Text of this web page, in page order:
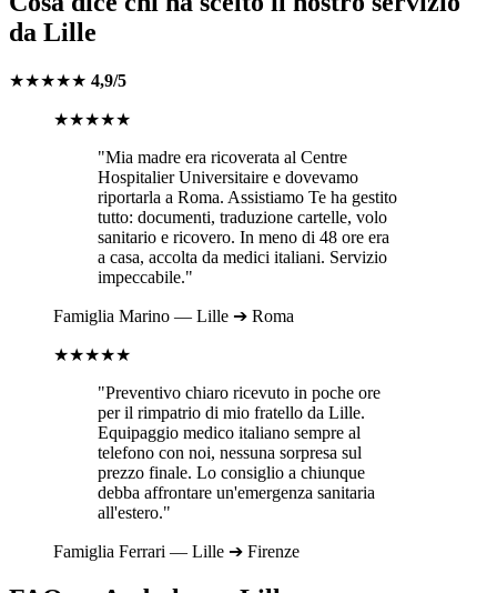
da Lille
★★★★★ 4,9/5
★★★★★
"Mia madre era ricoverata al Centre
Hospitalier Universitaire e dovevamo
riportarla a Roma. Assistiamo Te ha gestito
tutto: documenti, traduzione cartelle, volo
sanitario e ricovero. In meno di 48 ore era
a casa, accolta da medici italiani. Servizio
impeccabile."
Famiglia Marino — Lille ➔ Roma
★★★★★
"Preventivo chiaro ricevuto in poche ore
per il rimpatrio di mio fratello da Lille.
Equipaggio medico italiano sempre al
telefono con noi, nessuna sorpresa sul
prezzo finale. Lo consiglio a chiunque
debba affrontare un'emergenza sanitaria
all'estero."
Famiglia Ferrari — Lille ➔ Firenze